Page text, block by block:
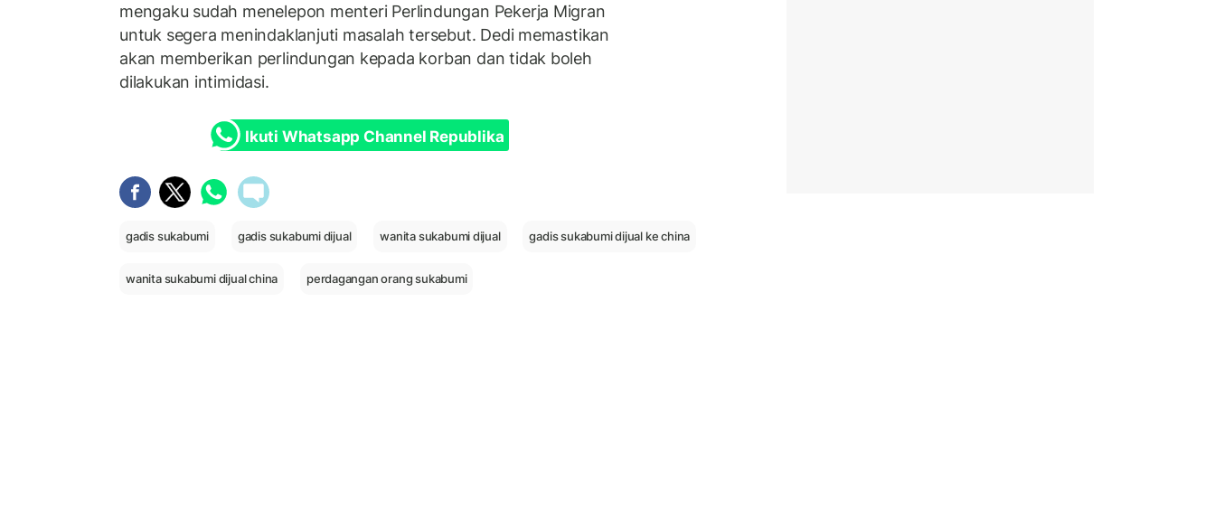
mengaku sudah menelepon menteri Perlindungan Pekerja Migran
untuk segera menindaklanjuti masalah tersebut. Dedi memastikan
akan memberikan perlindungan kepada korban dan tidak boleh
dilakukan intimidasi.
Ikuti Whatsapp Channel Republika
gadis sukabumi gadis sukabumi dijual wanita sukabumi dijual gadis sukabumi dijual ke china
wanita sukabumi dijual china perdagangan orang sukabumi